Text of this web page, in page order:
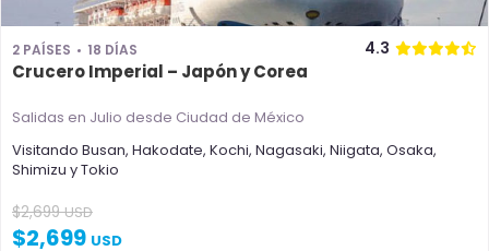
2 PAÍSES 18 DÍAS 4.3
Crucero Imperial – Japón y Corea
Salidas en Julio desde Ciudad de México
Visitando Busan, Hakodate, Kochi, Nagasaki, Niigata, Osaka,
Shimizu yTokio
$2,699USD
$2,699 USD